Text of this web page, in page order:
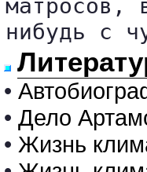
матросов,
нибудь с
•
• Дело
• Жизнь